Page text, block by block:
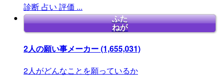
診断 占い 評価 ...
ふた
ねが
2人の願い事メーカー(1,655,031)
2人がどんなことを願っているか